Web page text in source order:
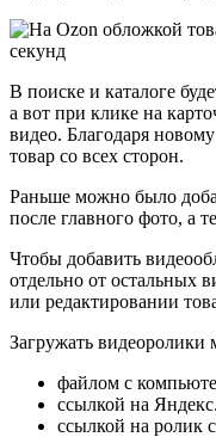
В поиске и каталоге
а вот при клике на
видео. Благодаря
товар со всех сторон.
Раньше можно было
после главного фото, а
Чтобы добавить
отдельно от остальных
или редактировании
Загружать видеоролики
файлом с
ссылкой на
ссылкой на ролик